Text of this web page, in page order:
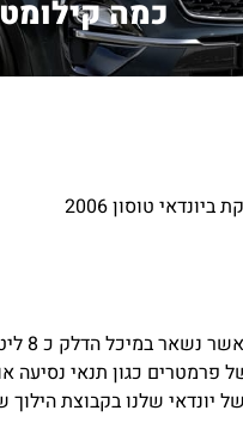
כמה
טוסון 2006
במיכל הדלק כ 8 ליטר דלק,
כגון תנאי נסיעה
יונדאי שלנו בקבוצת הילוך